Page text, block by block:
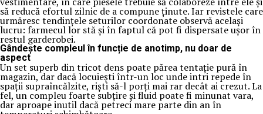
să reducă efortul zilnic de a compune ținute. Iar revistele care
urmăresc tendințele seturilor coordonate observă același
lucru: farmecul lor stă și în faptul că pot fi dispersate ușor în
restul garderobei.
Gândește compleul în funcție de anotimp, nu doar de
aspect
Un set superb din tricot dens poate părea tentație pură în
magazin, dar dacă locuiești într-un loc unde intri repede în
spații supraîncălzite, riști să-l porți mai rar decât ai crezut. La
fel, un compleu foarte subțire și fluid poate fi minunat vara,
dar aproape inutil dacă petreci mare parte din an în